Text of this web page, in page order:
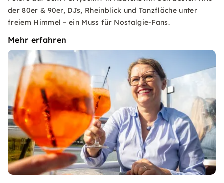
der 80er & 90er, DJs, Rheinblick und Tanzfläche unter
freiem Himmel – ein Muss für Nostalgie-Fans.
Mehr erfahren